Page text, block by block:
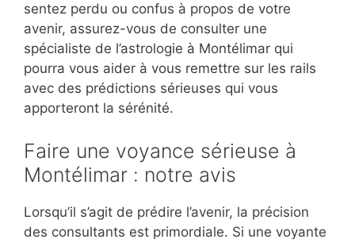
sentez perdu ou confus à propos de votre
avenir, assurez-vous de consulter une
spécialiste de l’astrologie à Montélimar qui
pourra vous aider à vous remettre sur les rails
avec des prédictions sérieuses qui vous
apporteront la sérénité.
Faire une voyance sérieuse à
Montélimar : notre avis
Lorsqu’il s’agit de prédire l’avenir, la précision
des consultants est primordiale. Si une voyante